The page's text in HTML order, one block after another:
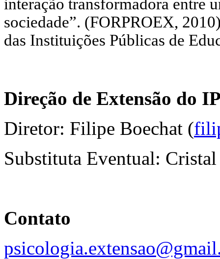
interação transformadora entre
sociedade”. (FORPROEX,
das Instituições Públicas de
Direção de Extensão do
Diretor: Filipe Boechat (
Substituta Eventual:
Contato